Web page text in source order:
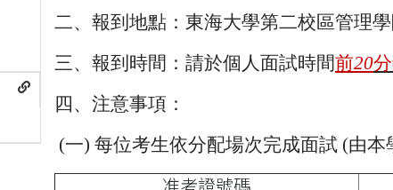
二、報到地點：東海大學第二校區管理
三、報到時間：請於個人面試時間前20
四、注意事項：
(一) 每位考生依分配場次完成面試 (由本